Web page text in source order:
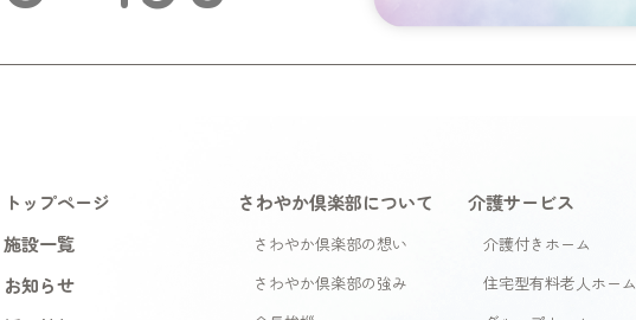
トップページ
施設一覧
お知らせ
さわやか倶楽部について
さわやか倶楽部の想い
さわやか倶楽部の強み
介護サービス
介護付きホーム
住宅型有料老人ホーム